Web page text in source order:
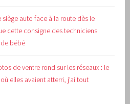
siège auto face à la route dès le
cette consigne des techniciens
bébé
de ventre rond sur les réseaux : le
elles avaient atterri, j’ai tout